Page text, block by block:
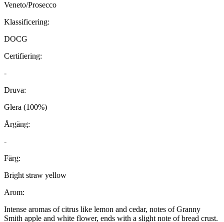
Veneto/Prosecco
Klassificering:
DOCG
Certifiering:
-
Druva:
Glera (100%)
Årgång:
-
Färg:
Bright straw yellow
Arom:
Intense aromas of citrus like lemon and cedar, notes of Granny
Smith apple and white flower, ends with a slight note of bread crust.